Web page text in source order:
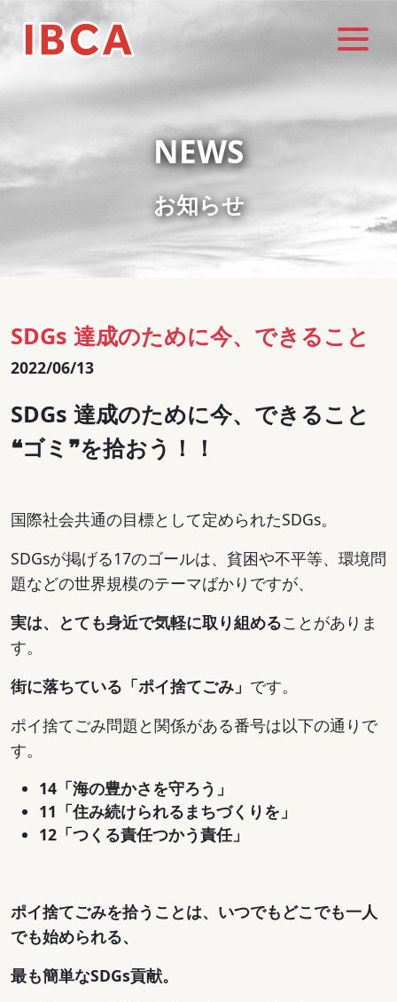
NEWS
お知らせ
SDGs 達成のために今、できること
2022/06/13
SDGs 達成のために今、できること
❝ゴミ❞を拾おう！！
国際社会共通の目標として定められたSDGs。
SDGsが掲げる17のゴールは、貧困や不平等、環境問
題などの世界規模のテーマばかりですが、
実は、とても身近で気軽に取り組めることがありま
す。
街に落ちている「ポイ捨てごみ」 です。
ポイ捨てごみ問題と関係がある番号は以下の通りで
す。
14「海の豊かさを守ろう」
11「住み続けられるまちづくりを」
12「つくる責任つかう責任」
ポイ捨てごみを拾うことは、いつでもどこでも一人
でも始められる、
最も簡単なSDGs貢献。